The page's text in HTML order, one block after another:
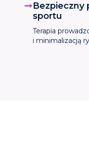
Bezpieczny
sportu
Terapia
i minimalizacją